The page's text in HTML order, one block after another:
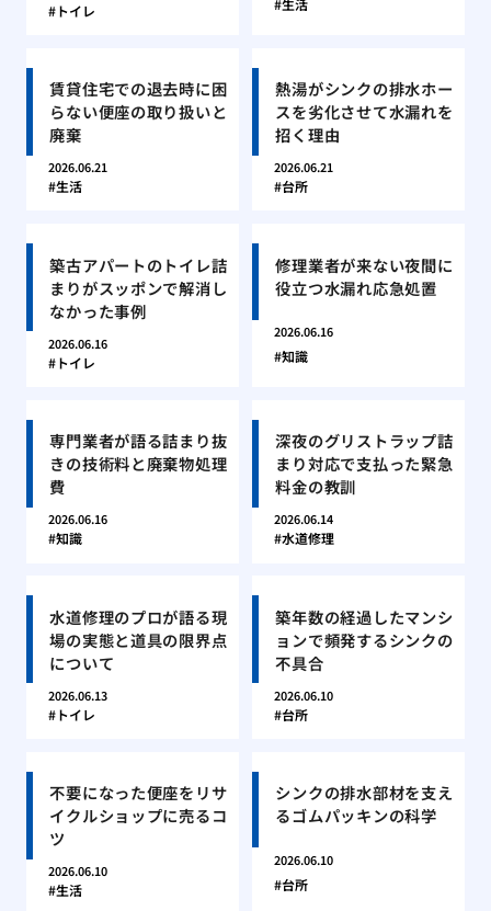
トイレ 生活
賃貸住宅での退去時に困
らない便座の取り扱いと
廃棄
2026.06.21
生活
熱湯がシンクの排水ホー
スを劣化させて水漏れを
招く理由
2026.06.21
台所
築古アパートのトイレ詰
まりがスッポンで解消し
なかった事例
2026.06.16
トイレ
修理業者が来ない夜間に
役立つ水漏れ応急処置
2026.06.16
知識
専門業者が語る詰まり抜
きの技術料と廃棄物処理
費
2026.06.16
知識
深夜のグリストラップ詰
まり対応で支払った緊急
料金の教訓
2026.06.14
水道修理
水道修理のプロが語る現
場の実態と道具の限界点
について
2026.06.13
トイレ
築年数の経過したマンシ
ョンで頻発するシンクの
不具合
2026.06.10
台所
不要になった便座をリサ
イクルショップに売るコ
ツ
2026.06.10
生活
シンクの排水部材を支え
るゴムパッキンの科学
2026.06.10
台所